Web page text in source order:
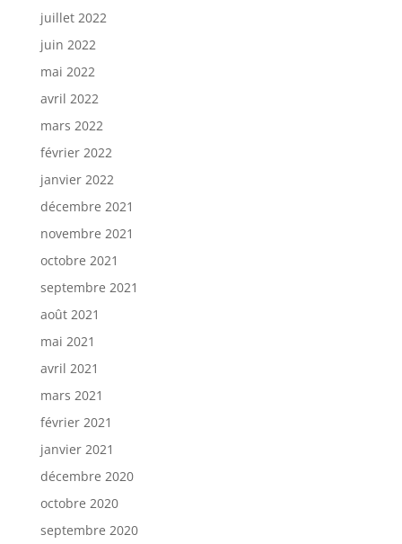
juillet 2022
juin 2022
mai 2022
avril 2022
mars 2022
février 2022
janvier 2022
décembre 2021
novembre 2021
octobre 2021
septembre 2021
août 2021
mai 2021
avril 2021
mars 2021
février 2021
janvier 2021
décembre 2020
octobre 2020
septembre 2020